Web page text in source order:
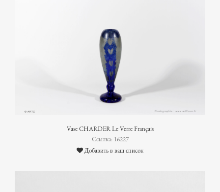
Vase CHARDER Le Verre Français
Ссылка: 16227
Добавить в ваш список